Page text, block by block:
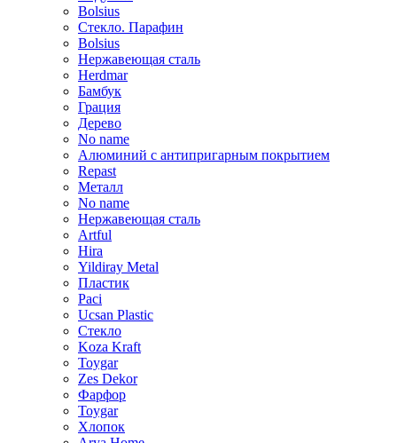
Bolsius
Стекло. Парафин
Bolsius
Нержавеющая сталь
Herdmar
Бамбук
Грация
Дерево
No name
Алюминий с антипригарным покрытием
Repast
Металл
No name
Нержавеющая сталь
Artful
Hira
Yildiray Metal
Пластик
Paci
Ucsan Plastic
Стекло
Koza Kraft
Toygar
Zes Dekor
Фарфор
Toygar
Хлопок